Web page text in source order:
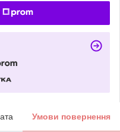
Умови повернення